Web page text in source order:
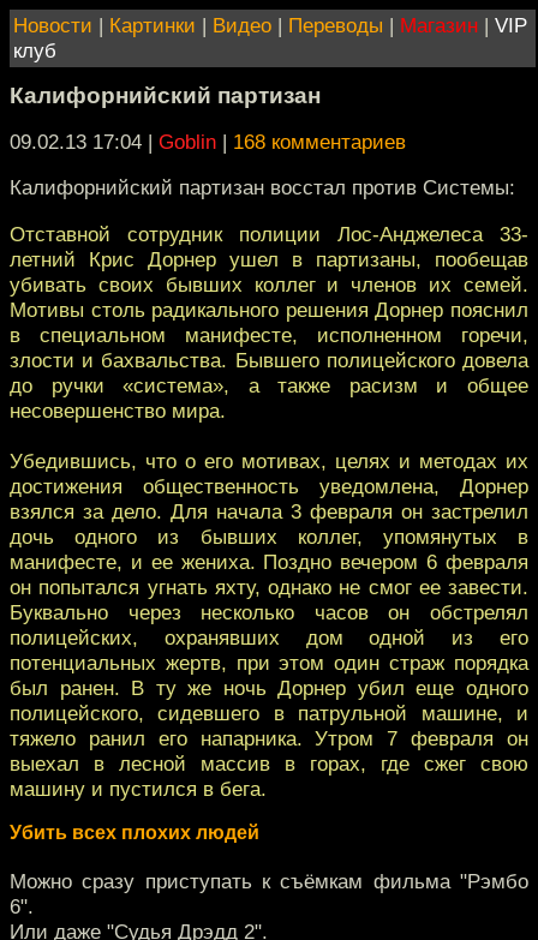
Новости | Картинки | Видео | Переводы | Магазин | VIP
клуб
Калифорнийский партизан
09.02.13 17:04 | Goblin | 168 комментариев
Калифорнийский партизан восстал против Системы:
Отставной сотрудник полиции Лос-Анджелеса 33-
летний Крис Дорнер ушел в партизаны, пообещав
убивать своих бывших коллег и членов их семей.
Мотивы столь радикального решения Дорнер пояснил
в специальном манифесте, исполненном горечи,
злости и бахвальства. Бывшего полицейского довела
до ручки «система», а также расизм и общее
несовершенство мира.
Убедившись, что о его мотивах, целях и методах их
достижения общественность уведомлена, Дорнер
взялся за дело. Для начала 3 февраля он застрелил
дочь одного из бывших коллег, упомянутых в
манифесте, и ее жениха. Поздно вечером 6 февраля
он попытался угнать яхту, однако не смог ее завести.
Буквально через несколько часов он обстрелял
полицейских, охранявших дом одной из его
потенциальных жертв, при этом один страж порядка
был ранен. В ту же ночь Дорнер убил еще одного
полицейского, сидевшего в патрульной машине, и
тяжело ранил его напарника. Утром 7 февраля он
выехал в лесной массив в горах, где сжег свою
машину и пустился в бега.
Убить всех плохих людей
Можно сразу приступать к съёмкам фильма "Рэмбо
6".
Или даже "Судья Дрэдд 2".